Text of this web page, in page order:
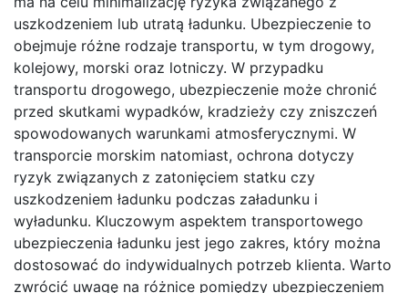
uszkodzeniem lub utratą ładunku. Ubezpieczenie to
obejmuje różne rodzaje transportu, w tym drogowy,
kolejowy, morski oraz lotniczy. W przypadku
transportu drogowego, ubezpieczenie może chronić
przed skutkami wypadków, kradzieży czy zniszczeń
spowodowanych warunkami atmosferycznymi. W
transporcie morskim natomiast, ochrona dotyczy
ryzyk związanych z zatonięciem statku czy
uszkodzeniem ładunku podczas załadunku i
wyładunku. Kluczowym aspektem transportowego
ubezpieczenia ładunku jest jego zakres, który można
dostosować do indywidualnych potrzeb klienta. Warto
zwrócić uwagę na różnice pomiędzy ubezpieczeniem